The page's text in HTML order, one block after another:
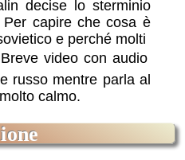
decise lo sterminio
capire che cosa è
e perché molti
video con audio
russo mentre parla al
calmo.